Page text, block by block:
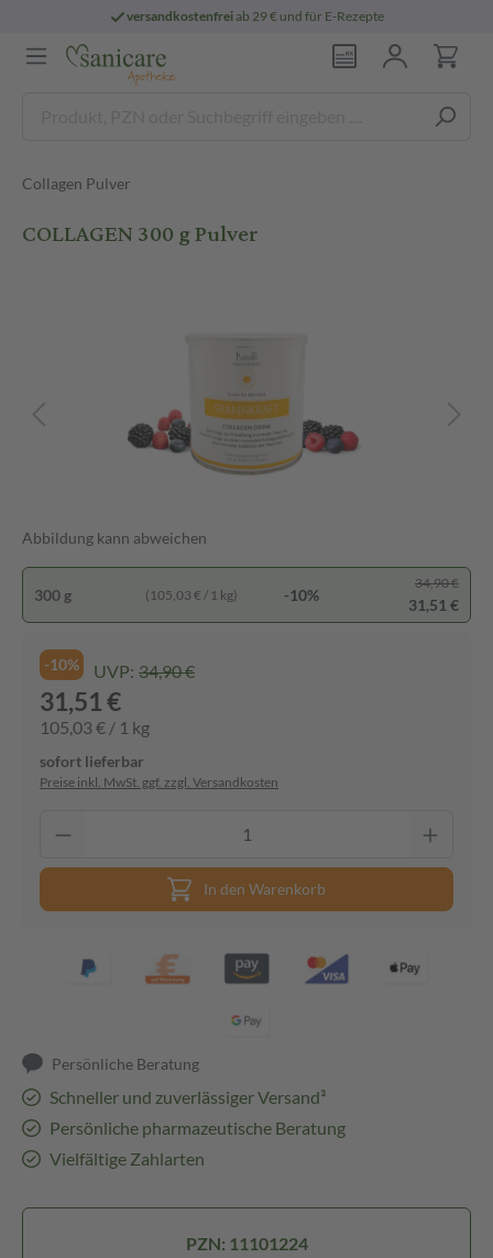
versandkostenfreiab 29 € und für E-Rezepte
Collagen Pulver
COLLAGEN 300 g Pulver
Abbildung kann abweichen
300 g (105,03 € / 1 kg) -10%
34,90 €
31,51 €
-10% UVP: 34,90 €
31,51 €
105,03 € / 1 kg
sofort lieferbar
Preise inkl. MwSt. ggf. zzgl. Versandkosten
In den Warenkorb
Persönliche Beratung
Schneller und zuverlässiger Versand³
Persönliche pharmazeutische Beratung
Vielfältige Zahlarten
PZN: 11101224